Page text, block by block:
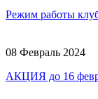
Режим работы
08 Февраль 2024
АКЦИЯ до 16